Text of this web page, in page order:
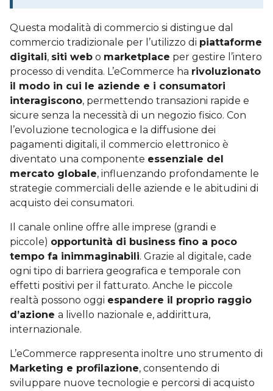
Questa modalità di commercio si distingue dal
commercio tradizionale per l’utilizzo di piattaforme
digitali, siti web o marketplace per gestire l’intero
processo di vendita. L’eCommerce ha rivoluzionato
il modo in cui le aziende e i consumatori
interagiscono, permettendo transazioni rapide e
sicure senza la necessità di un negozio fisico. Con
l’evoluzione tecnologica e la diffusione dei
pagamenti digitali, il commercio elettronico è
diventato una componente essenziale del
mercato globale, influenzando profondamente le
strategie commerciali delle aziende e le abitudini di
acquisto dei consumatori.
Il canale online offre alle imprese (grandi e
piccole) opportunità di business fino a poco
tempo fa inimmaginabili. Grazie al digitale, cade
ogni tipo di barriera geografica e temporale con
effetti positivi per il fatturato. Anche le piccole
realtà possono oggi espandere il proprio raggio
d’azione a livello nazionale e, addirittura,
internazionale.
L’eCommerce rappresenta inoltre uno strumento di
Marketing e profilazione, consentendo di
sviluppare nuove tecnologie e percorsi di acquisto